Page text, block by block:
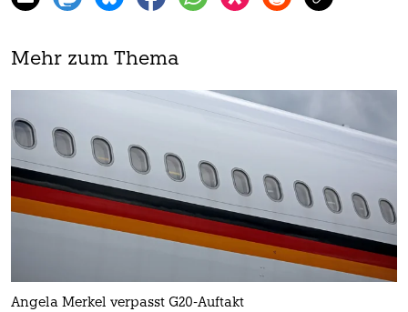
Mehr zum Thema
Angela Merkel verpasst G20-Auftakt